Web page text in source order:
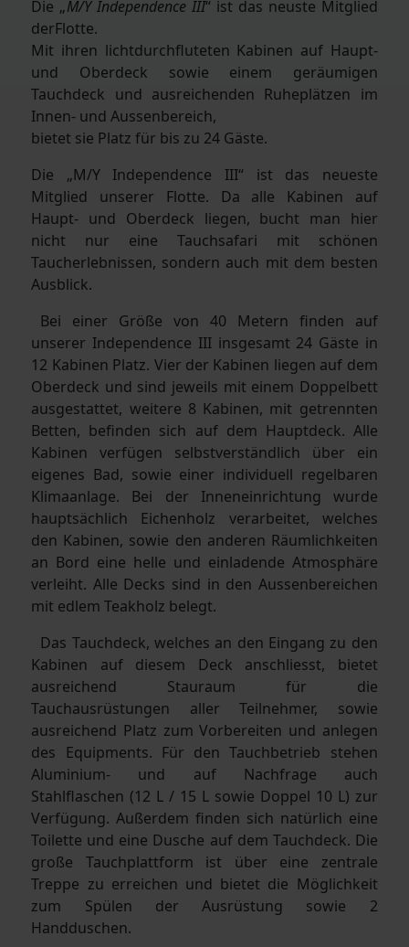
Die „M/Y Independence III“ ist das neuste Mitglied
derFlotte.
Mit ihren lichtdurchfluteten Kabinen auf Haupt-
und Oberdeck sowie einem geräumigen
Tauchdeck und ausreichenden Ruheplätzen im
Innen- und Aussenbereich,
bietet sie Platz für bis zu 24 Gäste.
Die „M/Y Independence III“ ist das neueste
Mitglied unserer Flotte. Da alle Kabinen auf
Haupt- und Oberdeck liegen, bucht man hier
nicht nur eine Tauchsafari mit schönen
Taucherlebnissen, sondern auch mit dem besten
Ausblick.
Bei einer Größe von 40 Metern finden auf
unserer Independence III insgesamt 24 Gäste in
12 Kabinen Platz. Vier der Kabinen liegen auf dem
Oberdeck und sind jeweils mit einem Doppelbett
ausgestattet, weitere 8 Kabinen, mit getrennten
Betten, befinden sich auf dem Hauptdeck. Alle
Kabinen verfügen selbstverständlich über ein
eigenes Bad, sowie einer individuell regelbaren
Klimaanlage. Bei der Inneneinrichtung wurde
hauptsächlich Eichenholz verarbeitet, welches
den Kabinen, sowie den anderen Räumlichkeiten
an Bord eine helle und einladende Atmosphäre
verleiht. Alle Decks sind in den Aussenbereichen
mit edlem Teakholz belegt.
Das Tauchdeck, welches an den Eingang zu den
Kabinen auf diesem Deck anschliesst, bietet
ausreichend Stauraum für die
Tauchausrüstungen aller Teilnehmer, sowie
ausreichend Platz zum Vorbereiten und anlegen
des Equipments. Für den Tauchbetrieb stehen
Aluminium- und auf Nachfrage auch
Stahlflaschen (12 L / 15 L sowie Doppel 10 L) zur
Verfügung. Außerdem finden sich natürlich eine
Toilette und eine Dusche auf dem Tauchdeck. Die
große Tauchplattform ist über eine zentrale
Treppe zu erreichen und bietet die Möglichkeit
zum Spülen der Ausrüstung sowie 2
Handduschen.